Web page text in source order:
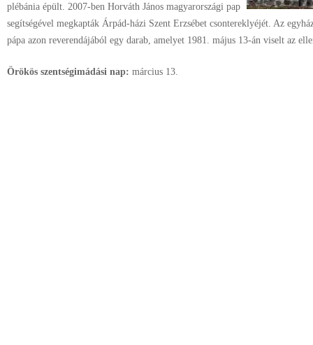
plébánia épült. 2007-ben Horváth János magyarországi pap
segítségével megkapták Árpád-házi Szent Erzsébet csontereklyéjét. Az
pápa azon reverendájából egy darab, amelyet 1981. május 13-án viselt az
Örökös szentségimádási nap: március 13.